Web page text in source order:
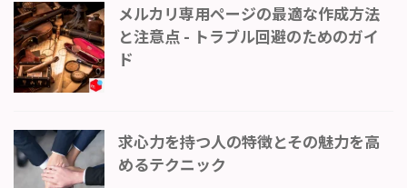
メルカリ専用ページの最適な作成方法
と注意点 - トラブル回避のためのガイ
ド
求心力を持つ人の特徴とその魅力を高
めるテクニック